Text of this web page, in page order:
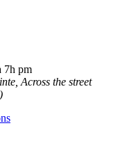
7h pm
Across the street